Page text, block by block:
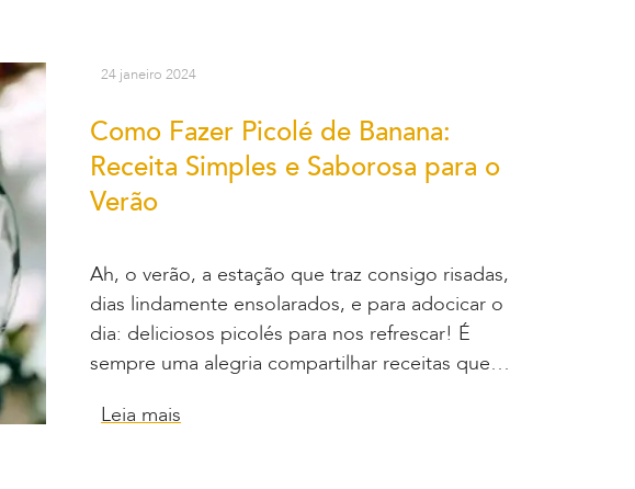
24 janeiro 2024
Como Fazer Picolé de Banana:
Receita Simples e Saborosa para o
Verão
Ah, o verão, a estação que traz consigo risadas,
dias lindamente ensolarados, e para adocicar o
dia: deliciosos picolés para nos refrescar! É
sempre uma alegria compartilhar receitas que…
Leia mais